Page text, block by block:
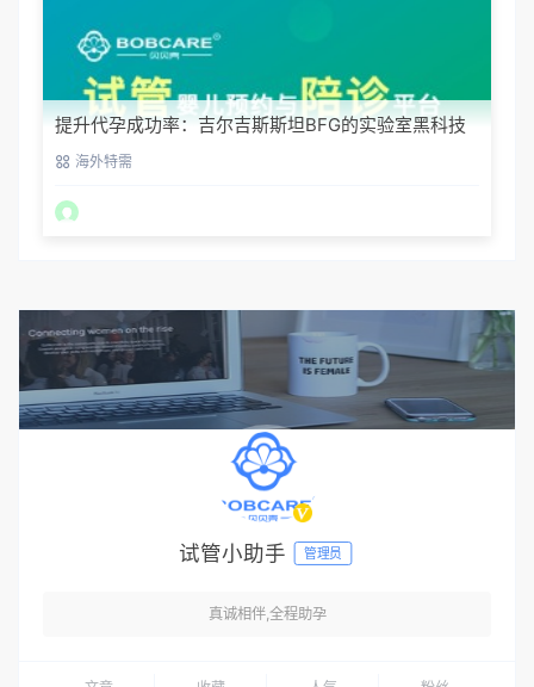
提升代孕成功率：吉尔吉斯斯坦BFG的实验室黑科技
海外特需
试管小助手 管理员
真诚相伴,全程助孕